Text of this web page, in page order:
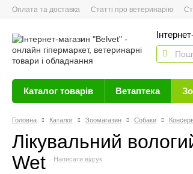
Оплата та доставка Статті про ветеринарію
Каталог товарів Ветаптека
Головна Каталог Зоомагазин Собаки
Лікувальний
Wet
Написати відгук